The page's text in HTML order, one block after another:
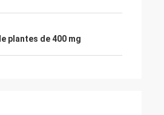
plantes de 400 mg